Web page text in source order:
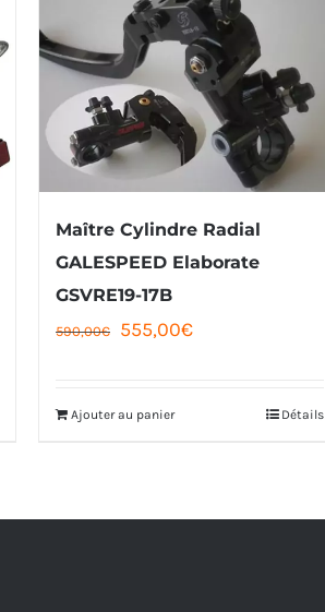
Maître Cylindre Radial
GALESPEED Elaborate
GSVRE19-17B
590,00€
Le
555,00€Le
Ajouter au panier Détails